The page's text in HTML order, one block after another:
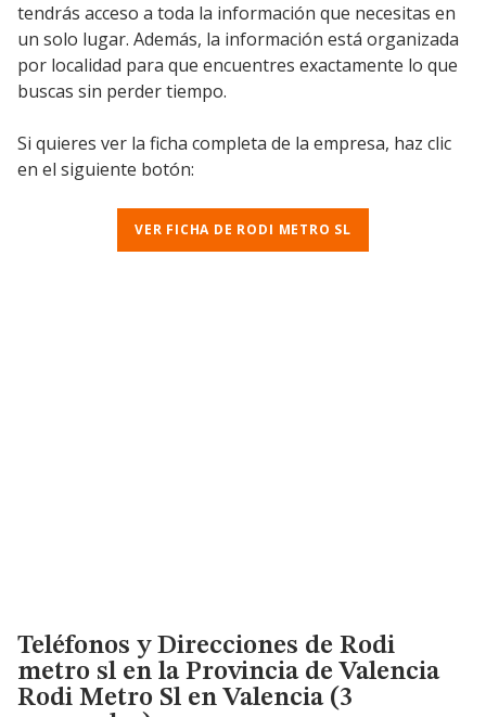
tendrás acceso a toda la información que necesitas en
un solo lugar. Además, la información está organizada
por localidad para que encuentres exactamente lo que
buscas sin perder tiempo.
Si quieres ver la ficha completa de la empresa, haz clic
en el siguiente botón:
VER FICHA DE RODI METRO SL
Teléfonos y Direcciones de Rodi
metro sl en la Provincia de Valencia
Rodi Metro Sl en Valencia (3